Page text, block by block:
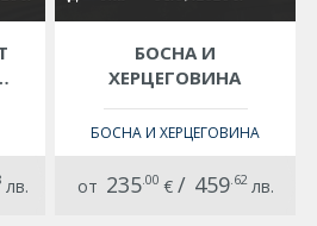
лв.
БОСНА И
ХЕРЦЕГОВИНА
БОСНА И ХЕРЦЕГОВИНА
от 235 .00 € / 459.62 лв.